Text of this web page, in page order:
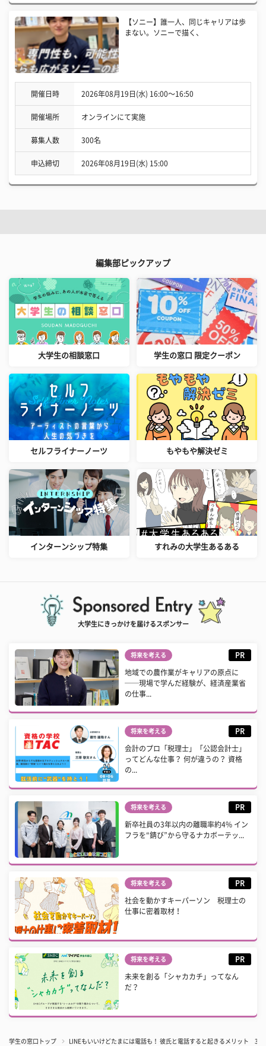
【ソニー】誰一人、同じキャリアは歩
まない。ソニーで描く、
開催日時 2026年08月19日(水) 16:00〜16:50
開催場所 オンラインにて実施
募集人数 300名
申込締切 2026年08月19日(水) 15:00
編集部ピックアップ
大学生の相談窓口 学生の窓口 限定クーポン
セルフライナーノーツ もやもや解決ゼミ
インターンシップ特集 すれみの大学生あるある
大学生にきっかけを届けるスポンサー
将来を考える PR
地域での農作業がキャリアの原点に
──現場で学んだ経験が、経済産業省
の仕事...
将来を考える PR
会計のプロ「税理士」「公認会計士」
ってどんな仕事？ 何が違うの？ 資格
の...
将来を考える PR
新卒社員の3年以内の離職率約4% イン
フラを“錆び”から守るナカボーテッ...
将来を考える PR
社会を動かすキーパーソン 税理士の
仕事に密着取材！
将来を考える PR
未来を創る「シャカカチ」ってなん
だ？
学生の窓口トップ LINEもいいけどたまには電話も！ 彼氏と電話すると起きるメリット 3選